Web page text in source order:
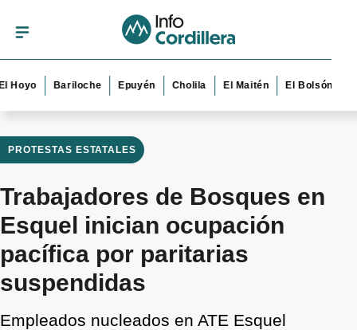
Bariloche Epuyén Cholila El Maitén El Bolsón Esquel
PROTESTAS ESTATALES
Trabajadores de Bosques en
Esquel inician ocupación
pacífica por paritarias
suspendidas
Empleados nucleados en ATE Esquel